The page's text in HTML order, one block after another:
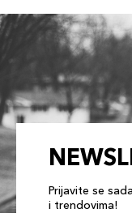
Prijavite se
i trendovima!